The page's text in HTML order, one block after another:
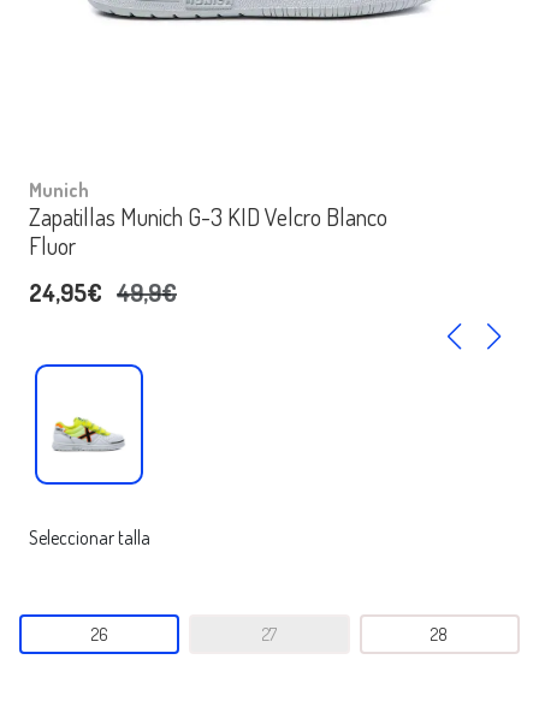
Munich
Zapatillas Munich G-3 KID Velcro Blanco
Fluor
24,95€ 49,9€
Seleccionar talla
26 27 28